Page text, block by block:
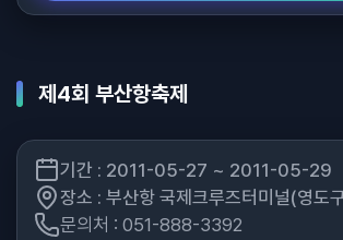
제4회 부산항축제
기간 : 2011-05-27 ~ 2011-05-29
장소 : 부산항 국제크루즈터미널(영도
문의처 : 051-888-3392